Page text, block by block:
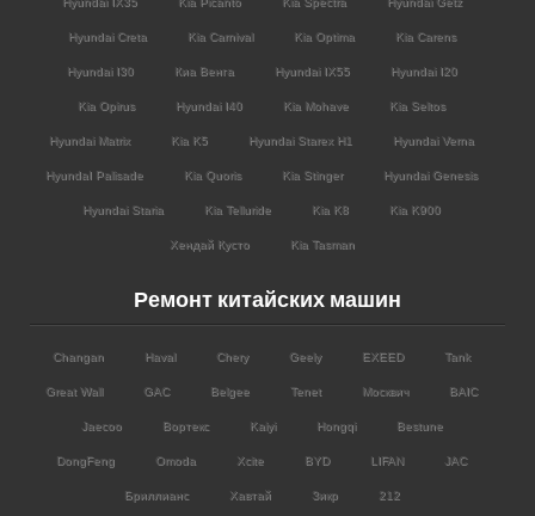
Hyundai Creta Kia Carnival Kia Optima Kia Carens
Hyundai I30 Киа Венга Hyundai IX55 Hyundai I20
Kia Opirus Hyundai I40 Kia Mohave Kia Seltos
Hyundai Matrix Kia K5 Hyundai Starex H1 Hyundai Verna
HyundaI Palisade Kia Quoris Kia Stinger Hyundai Genesis
Hyundai Staria Kia Telluride Kia K8 Kia K900
Хендай Кусто Kia Tasman
Ремонт китайских машин
Changan Haval Chery Geely EXEED Tank
Great Wall GAC Belgee Tenet Москвич BAIC
Jaecoo Вортекс Kaiyi Hongqi Bestune
DongFeng Omoda Xcite BYD LIFAN JAC
Бриллианс Хавтай Зикр 212